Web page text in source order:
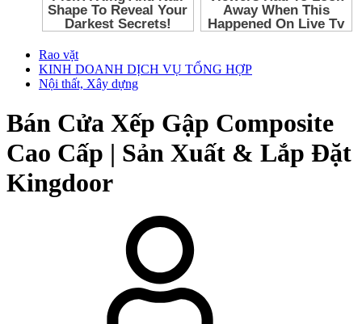
Rao vặt
KINH DOANH DỊCH VỤ TỔNG HỢP
Nội thất, Xây dựng
Bán Cửa Xếp Gập Composite
Cao Cấp | Sản Xuất & Lắp Đặt
Kingdoor